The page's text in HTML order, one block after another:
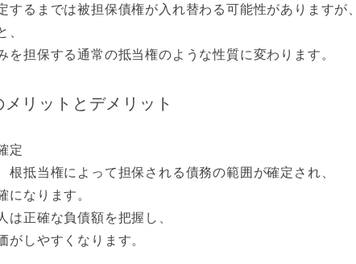
するまでは被担保債権が入れ替わる可能性がありますが、
、
を担保する通常の抵当権のような性質に変わります。
リットとデメリット
定
根抵当権によって担保される債務の範囲が確定され、
になります。
は正確な負債額を把握し、
がしやすくなります。